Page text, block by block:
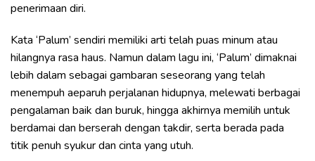
penerimaan diri.
Kata ‘Palum’ sendiri memiliki arti telah puas minum atau
hilangnya rasa haus. Namun dalam lagu ini, ‘Palum’ dimaknai
lebih dalam sebagai gambaran seseorang yang telah
menempuh aeparuh perjalanan hidupnya, melewati berbagai
pengalaman baik dan buruk, hingga akhirnya memilih untuk
berdamai dan berserah dengan takdir, serta berada pada
titik penuh syukur dan cinta yang utuh.